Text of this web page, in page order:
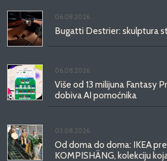
06.08.2026.
Bugatti Destrier: skulptura
06.08.2026.
Više od 13 milijuna Fantasy
dobiva AI pomoćnika
03.08.2026.
Od doma do doma: IKEA
KOMPISHÄNG, kolekciju